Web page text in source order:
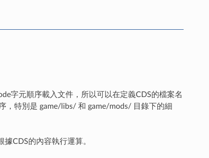
字元順序載入文件，所以可以在定義CDS的檔案名
，特別是 game/libs/ 和 game/mods/ 目錄下的細
CDS的內容執行運算。